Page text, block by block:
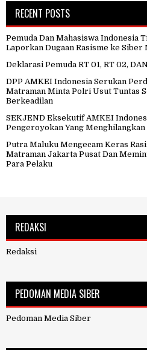
RECENT POSTS
Pemuda Dan Mahasiswa Indonesia
Laporkan Dugaan Rasisme ke Siber
Deklarasi Pemuda RT 01, RT 02,
DPP AMKEI Indonesia Serukan
Matraman Minta Polri Usut Tuntas
Berkeadilan
SEKJEND Eksekutif AMKEI
Pengeroyokan Yang
Putra Maluku Mengecam Keras
Matraman Jakarta Pusat Dan
Para Pelaku
REDAKSI
Redaksi
PEDOMAN MEDIA SIBER
Pedoman Media Siber